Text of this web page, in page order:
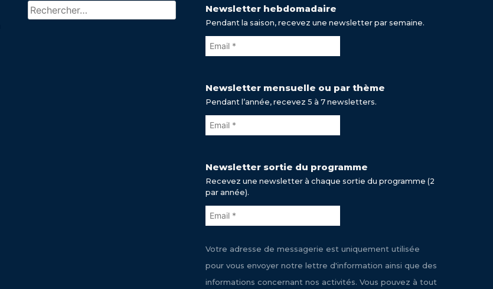
Rechercher : Newsletter hebdomadaire
Pendant la saison, recevez une newsletter par semaine.
Newsletter mensuelle ou par thème
Pendant l’année, recevez 5 à 7 newsletters.
Newsletter sortie du programme
Recevez une newsletter à chaque sortie du programme (2
par année).
Votre adresse de messagerie est uniquement utilisée
pour vous envoyer notre lettre d'information ainsi que des
informations concernant nos activités. Vous pouvez à tout